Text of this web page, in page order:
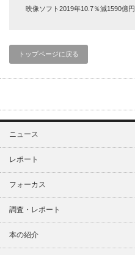
映像ソフト2019年10.7％減1590億
トップページに戻る
ニュース
レポート
フォーカス
調査・レポート
本の紹介